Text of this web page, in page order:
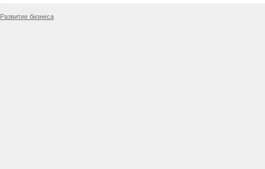
Развитие бизнеса